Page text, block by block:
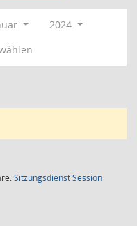
2024
SitzungsdienstSession(Wird in